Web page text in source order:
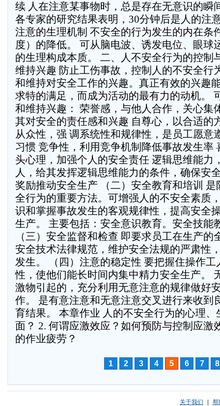
续 人在注意某事物时，总是存在无意识的瞬
各专家的研究结果表明，30分钟后是人的注
注意的生理机制 不安全的行为发生的内在条
度）的降低。 可从脑电波、诱发电位、眼球
的生理构成本质。 二、人不安全行为的控制
维持兴趣 防止工伤事故，控制人的不安全行
和维持对安全工作的兴趣。真正有效的兴趣
求特的满足，而成为活动的最有力的动机。
和维持兴趣： 荣誉感，与他人合作，关心集
其对安全的责任感和兴趣 自尊心，以合适的
从众性，强 调系统性和规律性，是员工愿意
习惯 竞争性，利用竞争机制降低事故发生率
头心理，加强个人的安全责任 逻辑思维能力
人，给其发挥逻辑思维能力的条件，确保安
奖励推动安全生产 （二）安全教育和培训
全行为的重要方法。可增强人的不安全素质
识和掌握事故发生的客观规律性，提高安全
生产。 主要包括：安全意识教育。安全技能
（三）安全监督和检查 即要求员工在生产的
安全技术法律规范，维护安全法规的严肃性
发生。 （四）注意的稳定性 要把握住操作
性，使他们能长时间内集中精力安全生产。
激物引起的，充分利用无意注意的规律做好
作。 是有意注意和无意注意交叉进行来收到
育结果。 本章作业 人的不安全行为的心理
面？ 2. 何谓应激效应？如何预防与控制应激
的作业疲劳？
1 2 3 4 5 6 7 8
关于我们 帮